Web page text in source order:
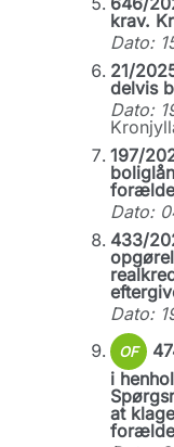
krav.
Dato:
21/
delvis
Dato:
197/
Dato:
433/
Dato:
OF
i
at